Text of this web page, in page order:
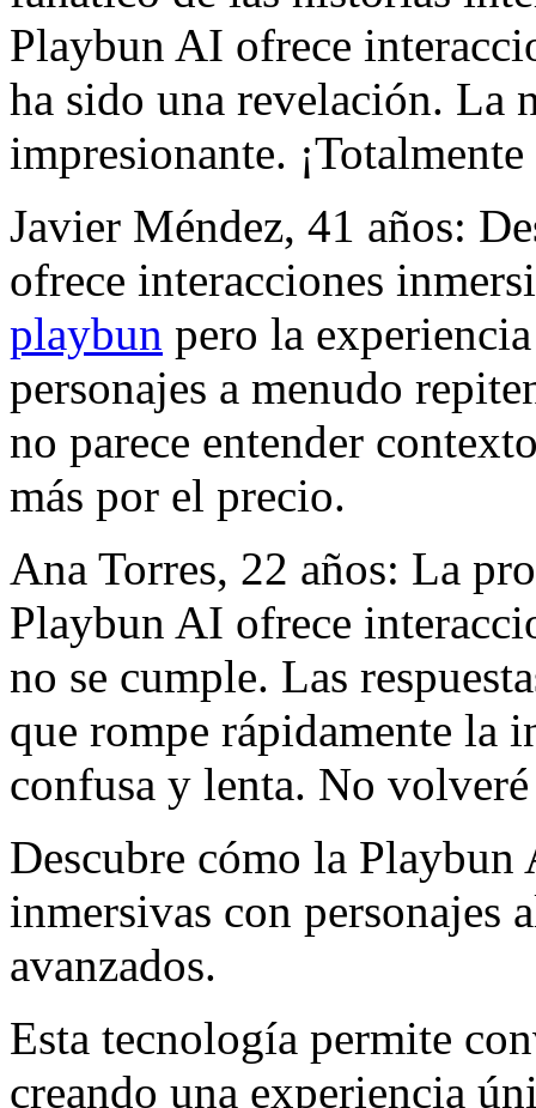
Playbun AI ofrece
ha sido una revelación. La
impresionante.
Javier Méndez, 41 años:
ofrece interacciones
playbun pero la
personajes a menudo
no parece entender
más por el precio.
Ana Torres, 22 años: La
Playbun AI ofrece
no se cumple. Las
que rompe rápidamente la
confusa y lenta. No
Descubre cómo la
inmersivas con personajes
avanzados.
Esta tecnología permite
creando una experiencia